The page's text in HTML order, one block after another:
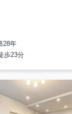
28年
歩23分